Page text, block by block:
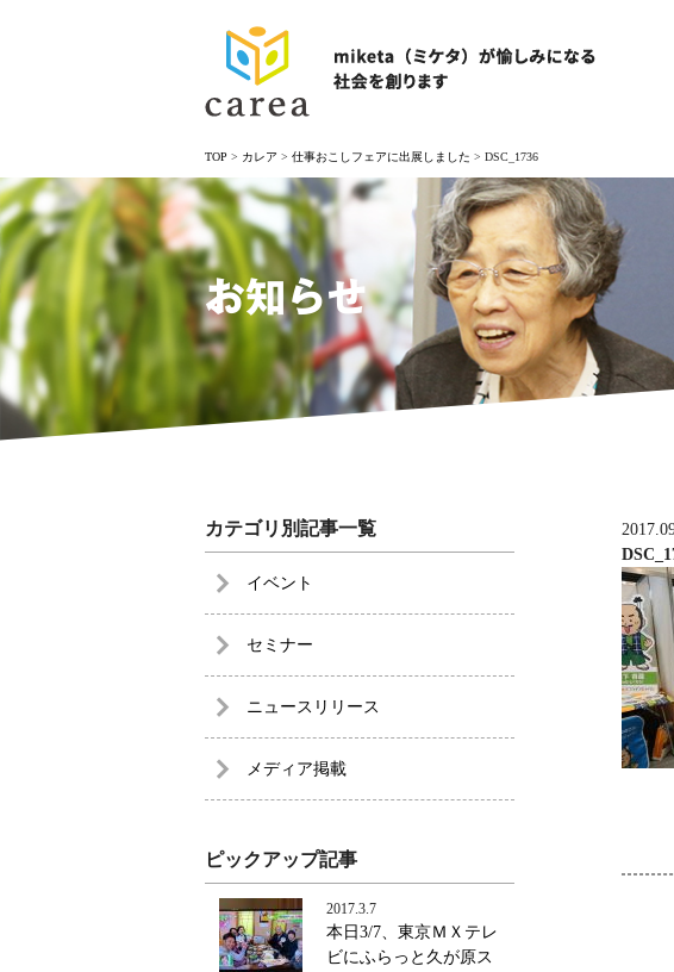
TOP > カレア > 仕事おこしフェアに出展しました > DSC_1736
お知らせ
カテゴリ別記事一覧
イベント
セミナー
ニュースリリース
メディア掲載
ピックアップ記事
2017.3.7
本日3/7、東京ＭＸテレ
ビにふらっと久が原ス